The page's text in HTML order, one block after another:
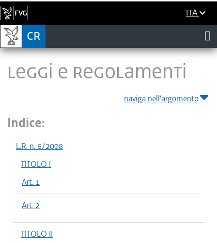
ITA
LEGGI E REGOLAMENTI
naviga nell'argomento
Indice:
L.R. n. 6/2008
TITOLO I
Art. 1
Art. 2
TITOLO II